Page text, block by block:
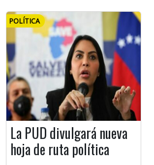
POLÍTICA
La PUD divulgará nueva
hoja de ruta política